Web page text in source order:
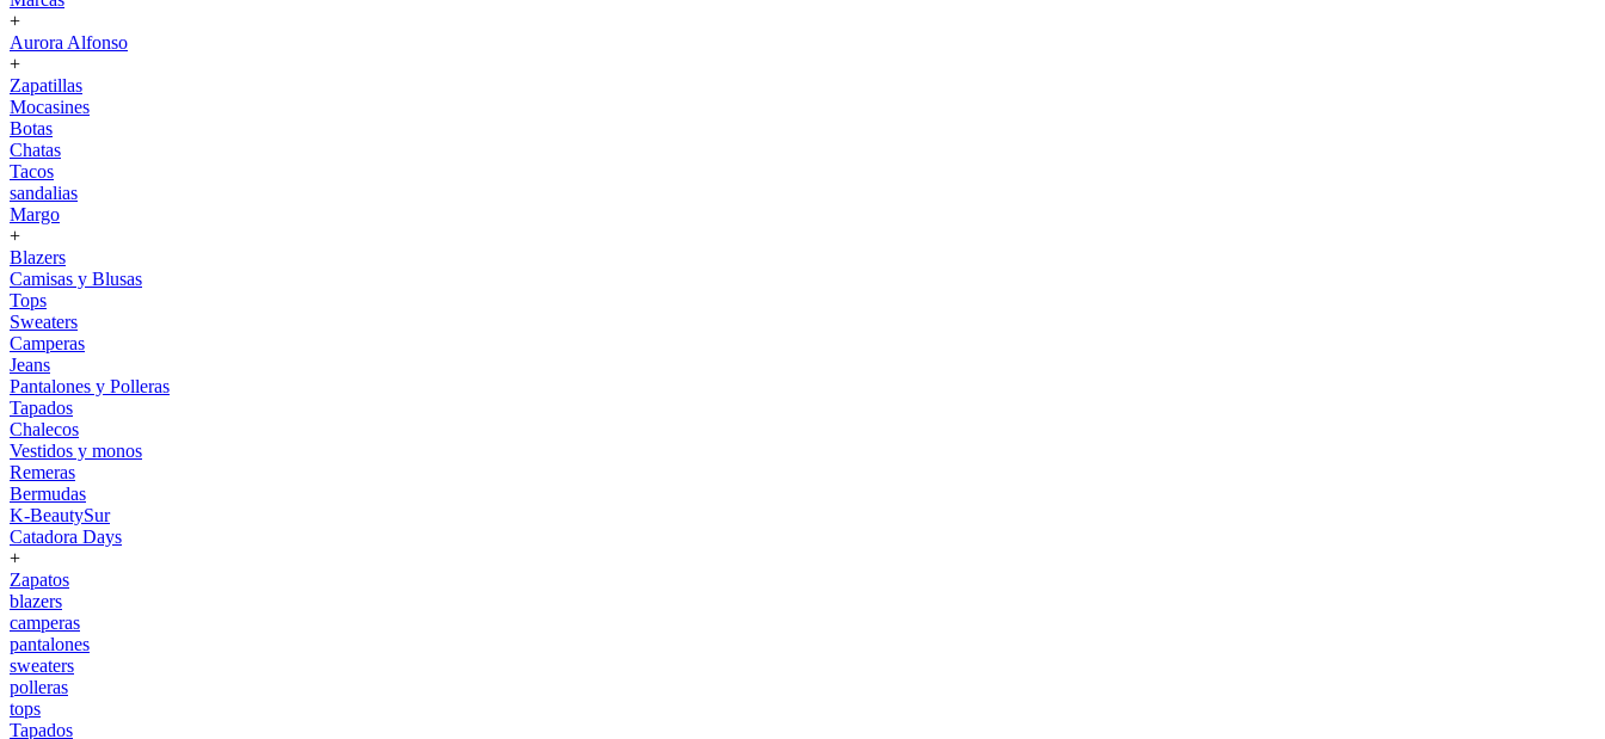
+
Aurora Alfonso
+
Zapatillas
Mocasines
Botas
Chatas
Tacos
sandalias
Margo
+
Blazers
Camisas y Blusas
Tops
Sweaters
Camperas
Jeans
Pantalones y Polleras
Tapados
Chalecos
Vestidos y monos
Remeras
Bermudas
K-BeautySur
Catadora Days
+
Zapatos
blazers
camperas
pantalones
sweaters
polleras
tops
Tapados